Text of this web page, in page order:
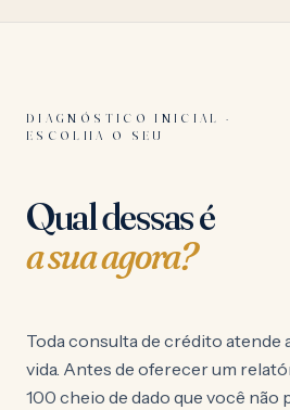
DIAGNÓSTICO INICIAL ·
ESCOLHA O SEU
Qual dessas é
a sua agora?
Toda consulta de crédito atende
vida. Antes de oferecer um
100 cheio de dado que você não